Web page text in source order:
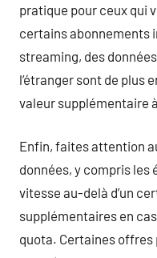
pratique pour ceux qui
certains abonnements
streaming, des
l’étranger sont de plus
valeur supplémentaire
Enfin, faites attention
données, y compris les
vitesse au-delà d’un
supplémentaires en
quota. Certaines offres